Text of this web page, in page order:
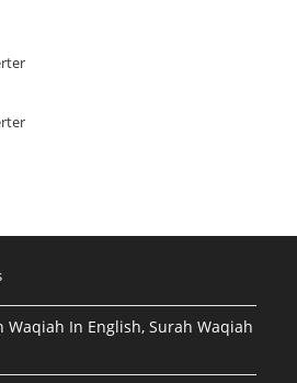
Opens
aOpens
tab
Waqiah In English, Surah Waqiah